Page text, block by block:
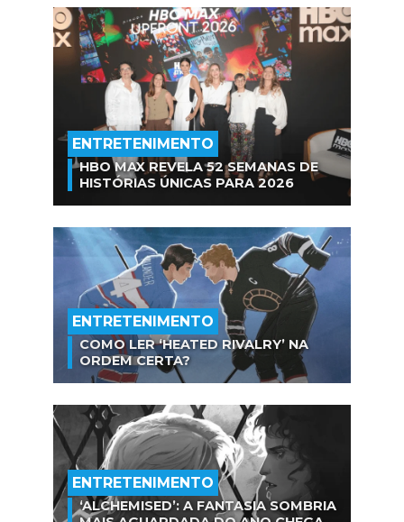
ENTRETENIMENTO
HBO MAX REVELA 52 SEMANAS DE
HISTÓRIAS ÚNICAS PARA 2026
ENTRETENIMENTO
COMO LER ‘HEATED RIVALRY’ NA
ORDEM CERTA?
ENTRETENIMENTO
‘ALCHEMISED’: A FANTASIA SOMBRIA